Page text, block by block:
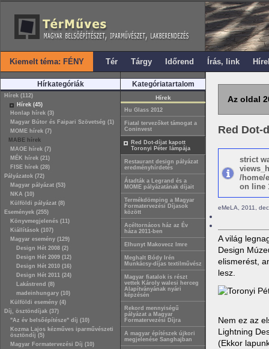
Kiemelt téma: FÉNY Tér Tárgy Időrend Írás, link
Hírkategóriák
Hírek (112)
Hírek (45)
Honlap hírek (3)
Magyar Bútor és Faipari Szövetség (1)
MOME hírek (7)
MABE hírek
MAOE hírek (7)
MÉK hírek (21)
FISE hírek (28)
Pályázatok (72)
Magyar pályázat (53)
NKA (10)
Külföldi pályázat (8)
Események (255)
Könyvmegjelenés (11)
Kiállítások (107)
Magyar esemény (129)
Design Hét 2008 (2)
Design Hét 2009 (12)
Design Hét 2010 (16)
Design Hét 2011 (24)
Lakástrend (8)
madeinhungary (10)
Külföldi esemény (4)
Díj, ösztöndíjak (37)
"Az év belsőépítésze" díj (10)
Kozma Lajos kézműves iparművészeti
ösztöndíj (5)
Magyar Formatervezési Díj (10)
Kategóriatartalom
Hírek
Hu Glass 2012
Fiatal tervezőket támogat a
Coninvest
Red Dot-díjat kapott
Toronyi Péter lámpája
Restaurant design pályázat
eredményhírdetés
Átadták a Legrand és a
MOME pályázatának díjait
Termékdömping a Magyar
Formatervezési Díjasok
között
Acéltornácos ház az Év
háza 2011-ben
Elhunyt Makovecz Imre
Meghalt Bódy Irén
Munkácsy-díjas textilművész
Magyar fiatalok is részt
vettek Károly walesi herceg
Alapítványának nyári
képzésén
Rekord mennyiségű
pályázat a Magyar
Formatervezési Díjra
A magyar építészek újkori
megjelenése Sanghajban
Az oldal
Red Dot-
strict
/home/
on line
eMeLA, 2011,
A világ
Design
elismerést,
lesz.
Nem ez az
Lightning
(Ekkor